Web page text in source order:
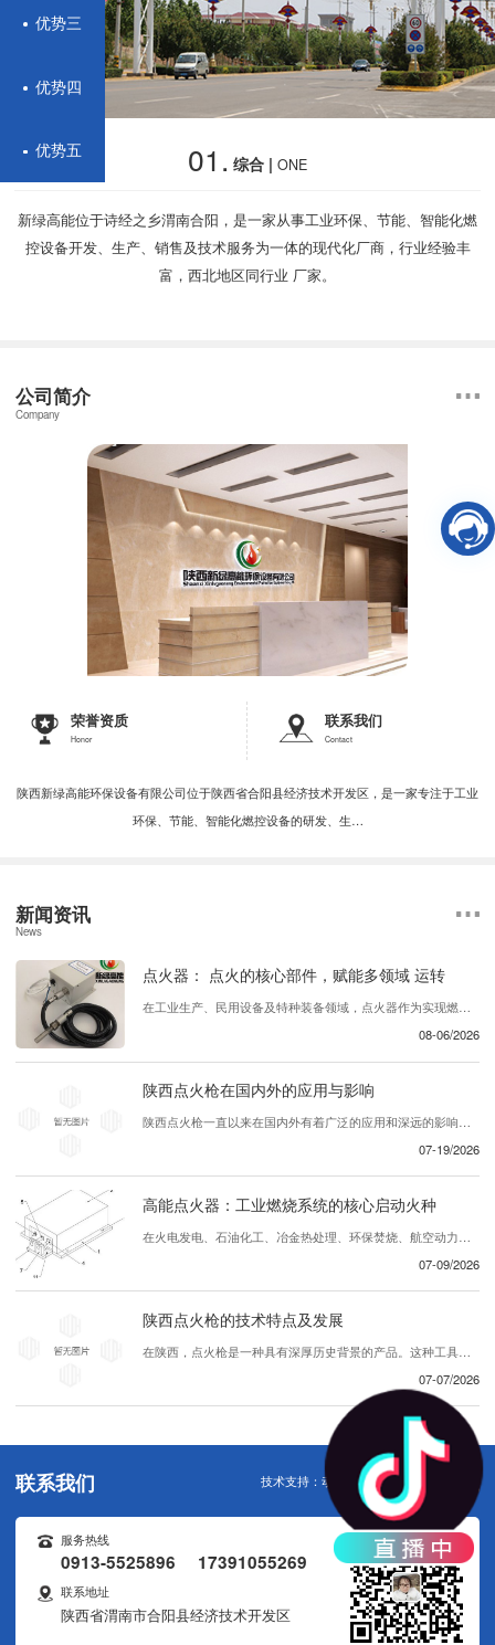
01. 综合 | ONE
新绿高能位于诗经之乡渭南合阳，是一家从事工业环保、节能、智能化燃
控设备开发、生产、销售及技术服务为一体的现代化厂商，行业经验丰
富，西北地区同行业 厂家。
优势三
优势四
优势五
公司简介
Company
荣誉资质
Honor
联系我们
Contact
陕西新绿高能环保设备有限公司位于陕西省合阳县经济技术开发区，是一家专注于工业
环保、节能、智能化燃控设备的研发、生…
新闻资讯
News
点火器： 点火的核心部件，赋能多领域 运转
在工业生产、民用设备及特种装备领域，点火器作为实现燃料引燃的核心部件，承担着启动燃烧过程、保障设备稳定运行的关键作用。无论是燃气灶具的日常点火，还是工业锅炉、发动机的 引燃， 点火器都能以 、可靠的点火性能，为各类设备的正常运转提供坚实保障，成为现代能源利用与工业生产中不可或缺的基础组件。 ...
08-06/2026
陕西点火枪在国内外的应用与影响
陕西点火枪一直以来在国内外有着广泛的应用和深远的影响。这种产品在各个行业中发挥着重要的作用，为用户提供了..、可靠的解决方案。首先，陕西点火枪在国内的应用十分广泛。它被广泛用于建筑工地、矿山、工厂等领域，为各类设备提供了必要的动力支持。同时，在农业领域，这款产品也被农民们所青睐，帮助他们更..地完成农业生产工作。在国内...
07-19/2026
高能点火器：工业燃烧系统的核心启动火种
在火电发电、石油化工、冶金热处理、环保焚烧、航空动力等众多工业领域，燃烧设备能否稳定、 启动，直接决定整条生产线的运行效率与生产 。在众多辅机设备中，高能点火器作为工业燃烧装置的专用启动核心部件，承担着引燃燃气、重油、渣油、煤粉等各类可燃介质的关键任务，被称作工业炉窑的“..粒火种”。区别于普通民用低压点火装置，高...
07-09/2026
陕西点火枪的技术特点及发展
在陕西，点火枪是一种具有深厚历史背景的产品。这种工具被广泛应用于各种领域，包括农业、建筑和其他行业。随着科技进步和创新，陕西的点火枪不断发展，展现出许多引人注目的技术特点。首先，陕西的点火枪注重创新设计。..们不断努力改进产品的外观和功能，使其更加便于操作和使用。独特的设计理念和精密的制造工艺赋予了点火枪优越的性能，使...
07-07/2026
联系我们 技术支持： 动力无限
服务热线
0913-5525896 17391055269
联系地址
陕西省渭南市合阳县经济技术开发区